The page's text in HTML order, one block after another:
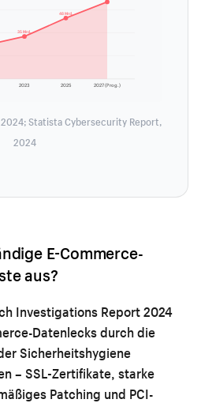
35 Mrd.
48 Mrd.
2023 2025 2027 (Prog.)
Statista Cybersecurity Report,
2024
E-Commerce-
aus?
Investigations Report 2024
Datenlecks durch die
Sicherheitshygiene
– SSL-Zertifikate, starke
Patching und PCI-